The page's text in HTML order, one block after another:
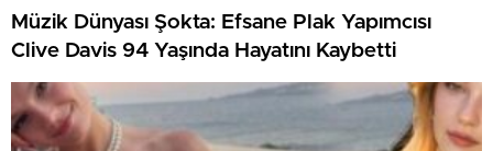
Müzik Dünyası Şokta: Efsane Plak Yapımcısı
Clive Davis 94 Yaşında Hayatını Kaybetti